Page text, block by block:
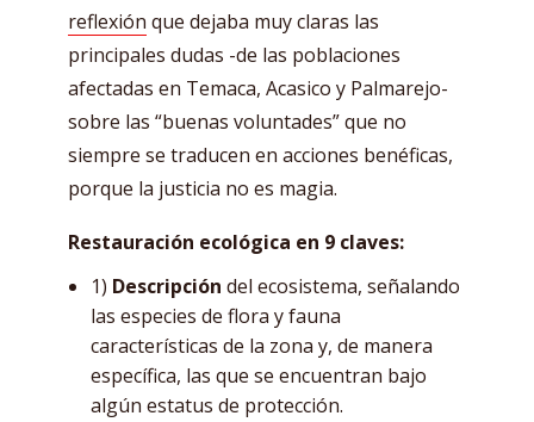
reflexión que dejaba muy claras las
principales dudas -de las poblaciones
afectadas en Temaca, Acasico y Palmarejo-
sobre las “buenas voluntades” que no
siempre se traducen en acciones benéficas,
porque la justicia no es magia.
Restauración ecológica en 9 claves:
1) Descripción del ecosistema, señalando
las especies de flora y fauna
características de la zona y, de manera
específica, las que se encuentran bajo
algún estatus de protección.